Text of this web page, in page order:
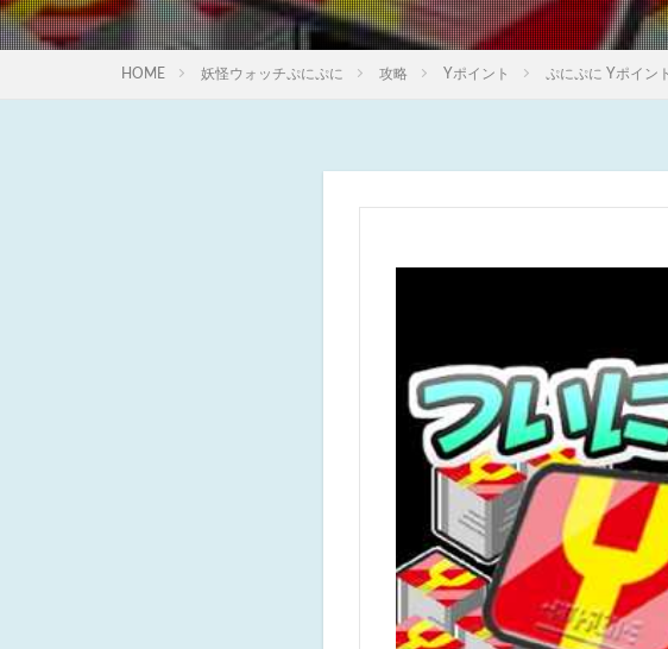
HOME 妖怪ウォッチぷにぷに 攻略 Yポイント ぷにぷに Yポイン